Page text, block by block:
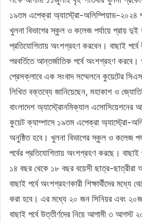
১৯তম এপেক্রা অ্যাস্ট্রো-অলিম্পিয়াড-২০২৪
খুলনা বিভাগের স্কুল ও কলেজ পর্যায়ে প্রায় দুই
প্রতিযোগিতায় অংশগ্রহণ করবেন। বাছাই পর্বে
পরবর্তিতে আন্তর্জাতিক পর্বে অংশগ্রহণ
প্রেসক্লাবে এক সংবাদ সম্মেলনে কুয়েটের
লিখিত বক্তব্যে জানিয়েছেন, মহাকাশ ও
বাংলাদেশ অ্যাস্ট্রোনমিক্যাল
কুয়েট ক্যাম্পাসে ১৯তম এপেক্রা অ্যাস্ট্রো-
অনুষ্ঠিত হবে। খুলনা বিভাগের স্কুল ও কলেজ
পর্বের প্রতিযোগিতায় অংশগ্রহণ করছে।
১৪ বছর থেকে ১৮ বছর বয়েসী ছাত্র-ছাত্রীরা
বাছাই পর্বে অংশগ্রহণকারী শিক্ষার্থীদের মধ্যে
করা হবে। এর মধ্যে ২০ জন সিনিয়র এবং
বাছাই পর্বে উত্তীর্ণদের নিয়ে আগামী ৩ আগস্ট